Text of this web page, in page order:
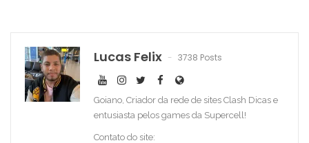
Lucas Felix 3738 Posts
Goiano, Criador da rede de sites Clash Dicas e
entusiasta pelos games da Supercell!
Contato do site: